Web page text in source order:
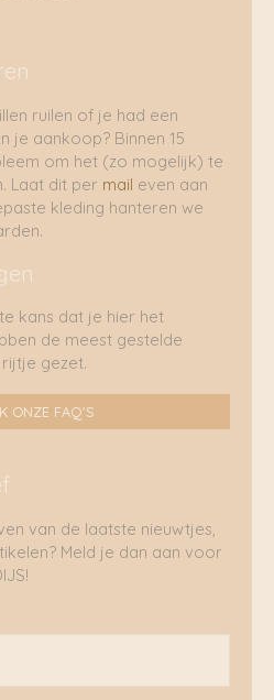
ruilen of je had een
je aankoop? Binnen 15
om het (zo mogelijk) te
Laat dit per mail even aan
kleding hanteren we
kans dat je hier het
de meest gestelde
gezet.
ONZE FAQ'S
van de laatste nieuwtjes,
Meld je dan aan voor